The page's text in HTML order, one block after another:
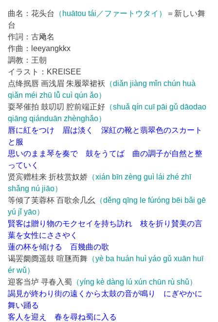
曲名：花头台 （huātou tái／ファートウタイ）
＝新しい舞
台
作詞：古飏名
作曲：leeyangkkx
調教：王朝
イラスト：KREISEE
点绛抿唇 画浅眉 朱履翠裙袄 （diǎn jiàng mǐn chún huà
qiǎn méi zhū lǚ cuì qún ǎo）
耍琴催拍 鼓叨叨 腔前端正好 （shuǎ qín cuī pāi gǔ dāodao
qiāng qiánduān zhènghǎo）
唇に紅をつけ 眉は淡く 深紅の靴と翡翠色のスカート
と服
思いのまま琴を奏で 鼓をうてば 曲の調子が自然と整
っていく
贤宾赠桂来 折枝赏奴娇 （xián bīn zèng guì lái zhé zhī
shǎng nú jiāo）
等倾了芙蓉杯 百歌余几幺
（děng qīng le fúróng bēi bǎi gē
yú jǐ yāo）
賢客は贈り物のモクセイを持ち訪れ 枝を折り賛美の言
葉を女性にささやく
蓮の杯を傾ける 百幾曲の歌
谒罢阛阓遥鼓 喧豗而舞 （yè ba huán huì yáo gǔ xuān huī
ér wǔ）
迎客当垆 寻春入蜀 （yíng kè dàng lú xún chūn rù shǔ）
謁見が終わり街の遠くから太鼓の音が鳴り にぎやかに
舞い踊る
客人を迎え 春を尋ね蜀に入る